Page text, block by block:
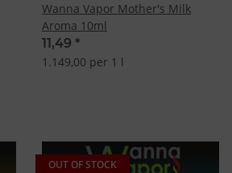
Wanna Vapor Mother's Milk
Aroma 10ml
11,49 *
1.149,00 per 1 l
OUT OF STOCK